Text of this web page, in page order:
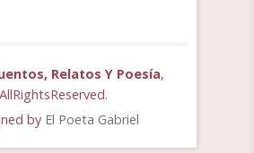
Relatos Y Poesía,
AllRightsReserved.
by El Poeta Gabriel